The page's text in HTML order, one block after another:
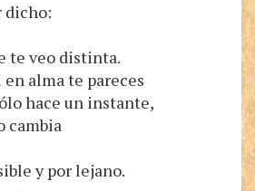
dicho:
te veo distinta.
alma te pareces
hace un instante,
cambia
y por lejano.